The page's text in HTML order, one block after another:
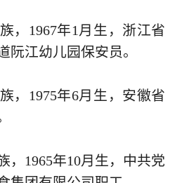
1967年1月生，浙江省
阮江幼儿园保安员。
1975年6月生，安徽省
1965年10月生，中共党